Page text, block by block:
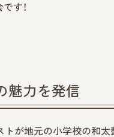
す！
魅力を発信
トが地元の小学校の和